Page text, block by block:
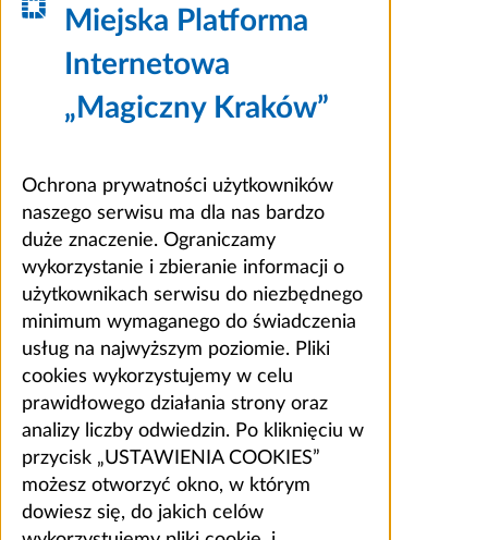
Miejska Platforma
Internetowa
„Magiczny Kraków”
Ochrona prywatności użytkowników
naszego serwisu ma dla nas bardzo
duże znaczenie. Ograniczamy
wykorzystanie i zbieranie informacji o
użytkownikach serwisu do niezbędnego
minimum wymaganego do świadczenia
usług na najwyższym poziomie. Pliki
cookies wykorzystujemy w celu
prawidłowego działania strony oraz
analizy liczby odwiedzin. Po kliknięciu w
przycisk „USTAWIENIA COOKIES”
możesz otworzyć okno, w którym
dowiesz się, do jakich celów